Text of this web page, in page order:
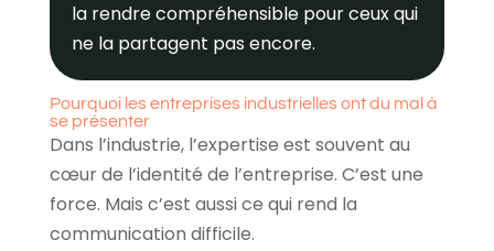
la rendre compréhensible pour ceux qui
ne la partagent pas encore.
Pourquoi les entreprises industrielles ont du mal à
se présenter
Dans l’industrie, l’expertise est souvent au
cœur de l’identité de l’entreprise. C’est une
force. Mais c’est aussi ce qui rend la
communication difficile.